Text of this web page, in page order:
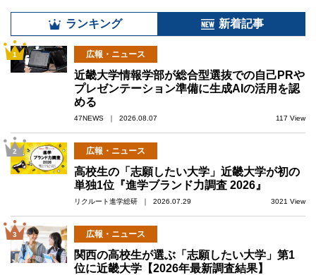
ランキング 新着記事
1 広報・ニュース
近畿大学情報学部が総合型選抜での自己PRや
プレゼンテーション準備に生成AIの活用を認
める
47NEWS ｜ 2026.08.07 117 View
2 広報・ニュース
高校生の「志願したい大学」近畿大学が初の
単独1位『進学ブランド力調査 2026』
リクルート進学総研 ｜ 2026.07.29 3021 View
3 広報・ニュース
関西の高校生が選ぶ「志願したい大学」第1
位に近畿大学【2026年最新調査結果】